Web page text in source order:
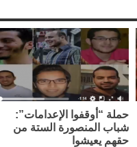
حملة “أوقفوا الإعدامات”:
شباب المنصورة الستة من
حقهم يعيشوا